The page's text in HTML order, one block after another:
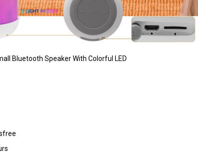
Bluetooth Speaker With Colorful LED